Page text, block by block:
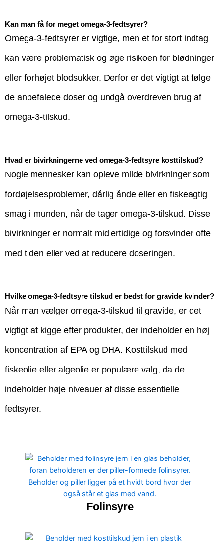
Kan man få for meget omega-3-fedtsyrer?
Omega-3-fedtsyrer er vigtige, men et for stort indtag
kan være problematisk og øge risikoen for blødninger
eller forhøjet blodsukker. Derfor er det vigtigt at følge
de anbefalede doser og undgå overdreven brug af
omega-3-tilskud.
Hvad er bivirkningerne ved omega-3-fedtsyre kosttilskud?
Nogle mennesker kan opleve milde bivirkninger som
fordøjelsesproblemer, dårlig ånde eller en fiskeagtig
smag i munden, når de tager omega-3-tilskud. Disse
bivirkninger er normalt midlertidige og forsvinder ofte
med tiden eller ved at reducere doseringen.
Hvilke omega-3-fedtsyre tilskud er bedst for gravide kvinder?
Når man vælger omega-3-tilskud til gravide, er det
vigtigt at kigge efter produkter, der indeholder en høj
koncentration af EPA og DHA. Kosttilskud med
fiskeolie eller algeolie er populære valg, da de
indeholder høje niveauer af disse essentielle
fedtsyrer.
Folinsyre